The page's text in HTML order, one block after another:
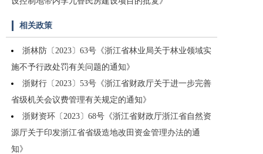
相关政策
浙林防〔2023〕63号《浙江省林业局关于林业领域实
施不予行政处罚有关问题的通知》
浙财行〔2023〕53号《浙江省财政厅关于进一步完善
省级机关会议费管理有关规定的通知》
浙财资环〔2023〕68号《浙江省财政厅浙江省自然资
源厅关于印发浙江省省级造地改田资金管理办法的通
知》